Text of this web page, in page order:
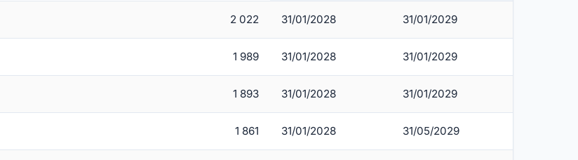
2 022 31/01/2028 31/01/2029
1 989 31/01/2028 31/01/2029
1 893 31/01/2028 31/01/2029
1 861 31/01/2028 31/05/2029